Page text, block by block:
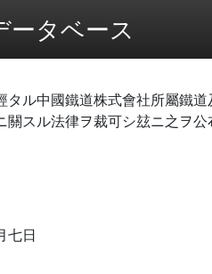
ータベース
タル中國鐵道株式會社所屬鐵
關スル法律ヲ裁可シ玆ニ之ヲ公
七日